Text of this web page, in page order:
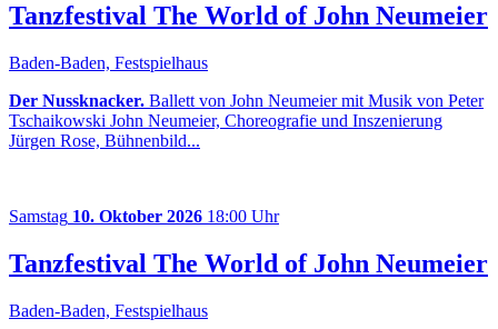
Tanzfestival The World of John Neumeier
Baden-Baden, Festspielhaus
Der Nussknacker. Ballett von John Neumeier mit Musik von Peter
Tschaikowski John Neumeier, Choreografie und Inszenierung
Jürgen Rose, Bühnenbild...
Samstag 10. Oktober 2026 18:00 Uhr
Tanzfestival The World of John Neumeier
Baden-Baden, Festspielhaus